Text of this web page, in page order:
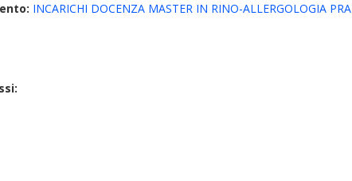
INCARICHI DOCENZA MASTER IN RINO-ALLERGOLOGIA